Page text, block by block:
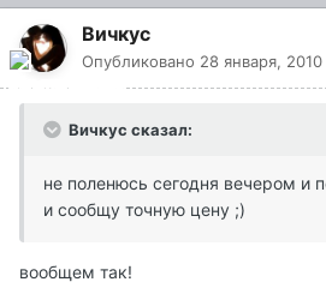
Вичкус
Опубликовано 28 января, 2010
Вичкус сказал:
не поленюсь сегодня вечером и
и сообщу точную цену ;)
вообщем так!